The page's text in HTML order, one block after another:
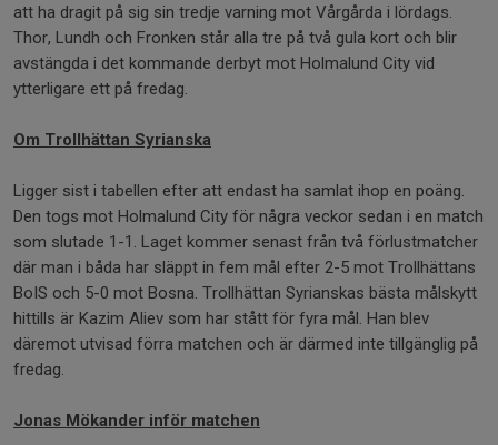
att ha dragit på sig sin tredje varning mot Vårgårda i lördags.
Thor, Lundh och Fronken står alla tre på två gula kort och blir
avstängda i det kommande derbyt mot Holmalund City vid
ytterligare ett på fredag.
Om Trollhättan Syrianska
Ligger sist i tabellen efter att endast ha samlat ihop en poäng.
Den togs mot Holmalund City för några veckor sedan i en match
som slutade 1-1. Laget kommer senast från två förlustmatcher
där man i båda har släppt in fem mål efter 2-5 mot Trollhättans
BoIS och 5-0 mot Bosna. Trollhättan Syrianskas bästa målskytt
hittills är Kazim Aliev som har stått för fyra mål. Han blev
däremot utvisad förra matchen och är därmed inte tillgänglig på
fredag.
Jonas Mökander inför matchen